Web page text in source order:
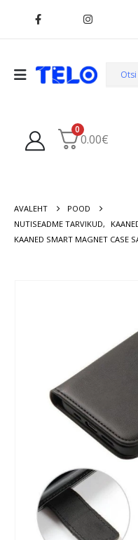
0
0.00€
AVALEHT
POOD
NUTISEADME TARVIKUD,
KAANED SMART MAGNET CASE